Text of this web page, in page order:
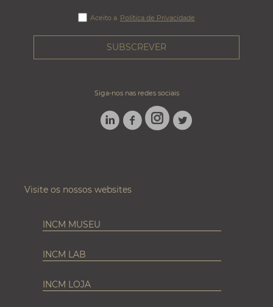
Aceito a Política de Privacidade
Siga-nos nas redes sociais
LINKEDINFACEBOOK
INSTAGRAM
TWITTER
Visite os nossos websites
INCM MUSEU
INCM LAB
INCM LOJA